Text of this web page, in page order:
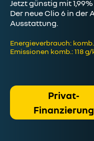
Jetzt günstig mit
Der neue Clio 6 in
Ausstattung.
Energieverbrauch:
Emissionen komb.: 118
Privat-
Finanzierung